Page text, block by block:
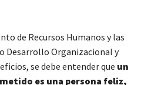
de Recursos Humanos y las
Desarrollo Organizacional y
se debe entender que un
es una persona feliz,